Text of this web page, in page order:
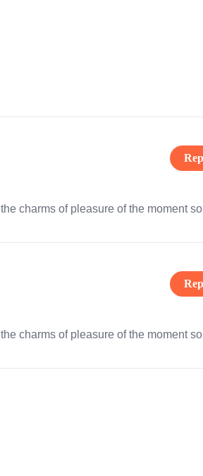
charms of pleasure of the moment
charms of pleasure of the moment